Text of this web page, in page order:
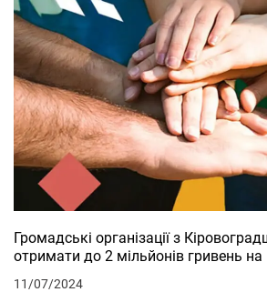
Громадські організації з
отримати до 2 мільйонів гривень на
11/07/2024